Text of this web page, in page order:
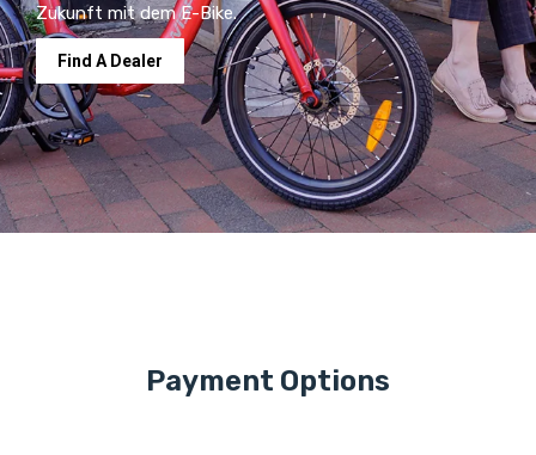
Zukunft mit dem E-Bike.
Find A Dealer
Payment Options